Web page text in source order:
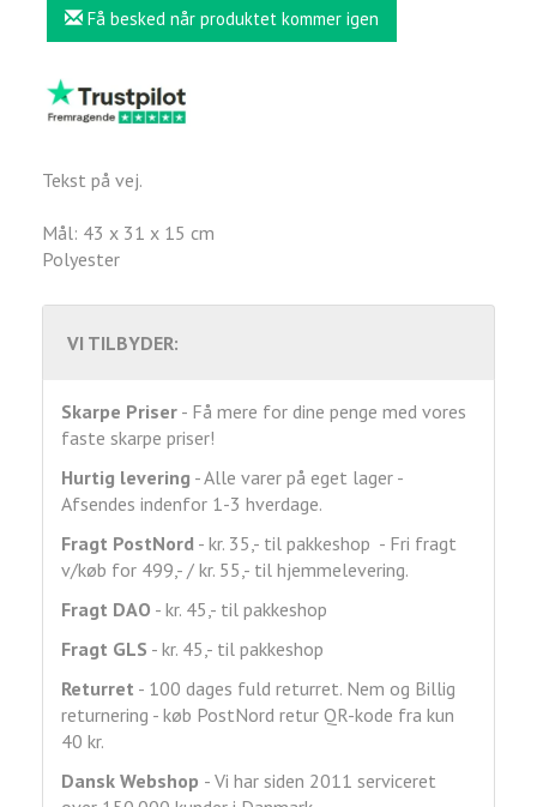
Få besked når produktet kommer igen
Tekst på vej.
Mål: 43 x 31 x 15 cm
Polyester
VI TILBYDER:
Skarpe Priser - Få mere for dine penge med vores
faste skarpe priser!
Hurtig levering - Alle varer på eget lager -
Afsendes indenfor 1-3 hverdage.
Fragt PostNord - kr. 35,- til pakkeshop - Fri fragt
v/køb for 499,- / kr. 55,- til hjemmelevering.
Fragt DAO - kr. 45,- til pakkeshop
Fragt GLS - kr. 45,- til pakkeshop
Returret - 100 dages fuld returret. Nem og Billig
returnering - køb PostNord retur QR-kode fra kun
40 kr.
Dansk Webshop - Vi har siden 2011 serviceret